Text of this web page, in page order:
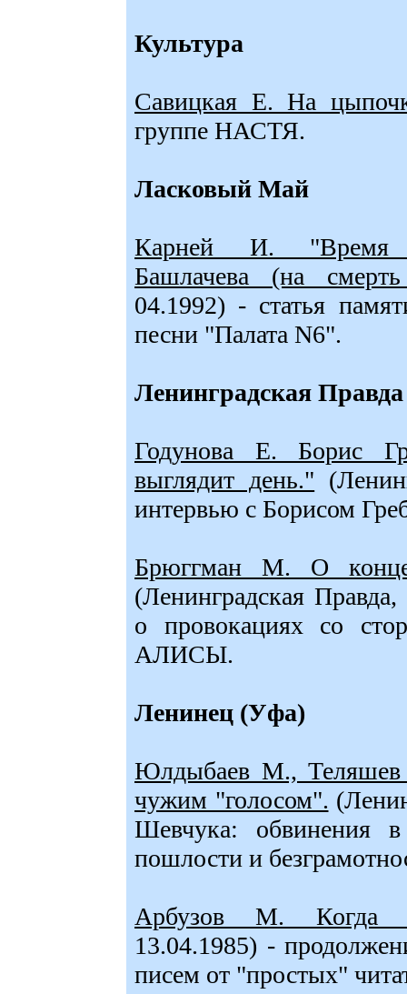
Культура
Савицкая Е. На
группе НАСТЯ.
Ласковый Май
Карней И. "Время
Башлачева (на смерть
04.1992) - статья
песни "Палата N6".
Ленинградская Правда
Годунова Е. Борис
выглядит день."
интервью с Борисом
Брюггман М. О
(Ленинградская
о провокациях со
АЛИСЫ.
Ленинец (Уфа)
Юлдыбаев М.,
чужим "голосом".
Шевчука: обвинения в
пошлости и
Арбузов М. Когда
13.04.1985) -
писем от "простых"